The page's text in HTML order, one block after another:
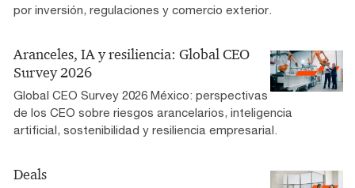
por inversión, regulaciones y comercio exterior.
Aranceles, IA y resiliencia: Global CEO
Survey 2026
Global CEO Survey 2026 México: perspectivas
de los CEO sobre riesgos arancelarios, inteligencia
artificial, sostenibilidad y resiliencia empresarial.
Deals